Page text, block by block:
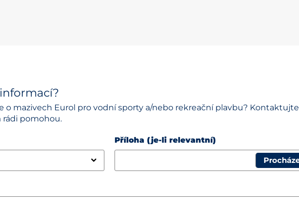
o mazivech Eurol pro vodní sporty a/nebo rekreační plavbu? Kontaktujte
rádi pomohou.
Příloha (je-li relevantní)